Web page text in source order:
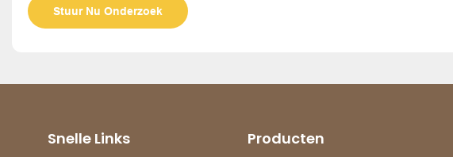
Stuur Nu Onderzoek
Snelle Links Producten